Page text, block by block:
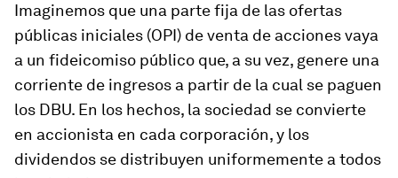
Imaginemos que una parte fija de las ofertas
públicas iniciales (OPI) de venta de acciones vaya
a un fideicomiso público que, a su vez, genere una
corriente de ingresos a partir de la cual se paguen
los DBU. En los hechos, la sociedad se convierte
en accionista en cada corporación, y los
dividendos se distribuyen uniformemente a todos